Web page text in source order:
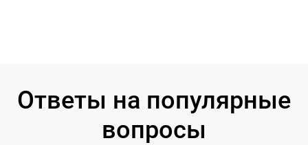
Ответы на популярные
вопросы